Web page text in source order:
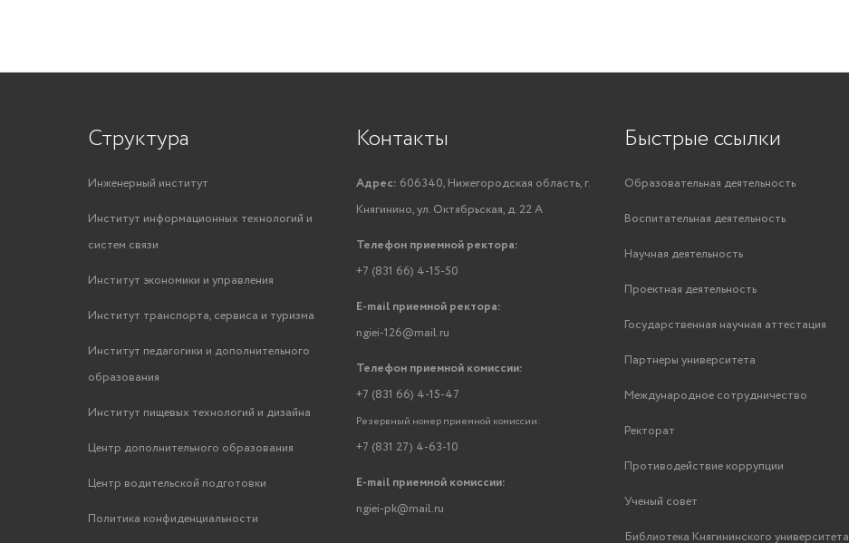
Структура
Инженерный институт
Институт информационных технологий и
систем связи
Институт экономики и управления
Институт транспорта, сервиса и туризма
Институт педагогики и дополнительного
образования
Институт пищевых технологий и дизайна
Центр дополнительного образования
Центр водительской подготовки
Политика конфиденциальности
Контакты
Адрес: 606340, Нижегородская область, г.
Княгинино, ул. Октябрьская, д. 22 А
Телефон приемной ректора:
+7 (831 66) 4-15-50
E-mail приемной ректора:
ngiei-126@mail.ru
Телефон приемной комиссии:
+7 (831 66) 4-15-47
Резервный номер приемной комиссии:
+7 (831 27) 4-63-10
E-mail приемной комиссии:
ngiei-pk@mail.ru
Быстрые ссылки
Образовательная деятельность
Воспитательная деятельность
Научная деятельность
Проектная деятельность
Государственная научная аттестация
Партнеры университета
Международное сотрудничество
Ректорат
Противодействие коррупции
Ученый совет
Библиотека Княгининского университета